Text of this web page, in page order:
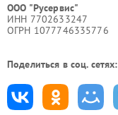
ООО "Русервис"
ИНН 7702633247
ОГРН 1077746335776
Поделиться в соц. сетях: